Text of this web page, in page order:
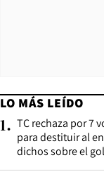
LO MÁS LEÍDO
1. TC rechaza por 7
para destituir al
dichos sobre el